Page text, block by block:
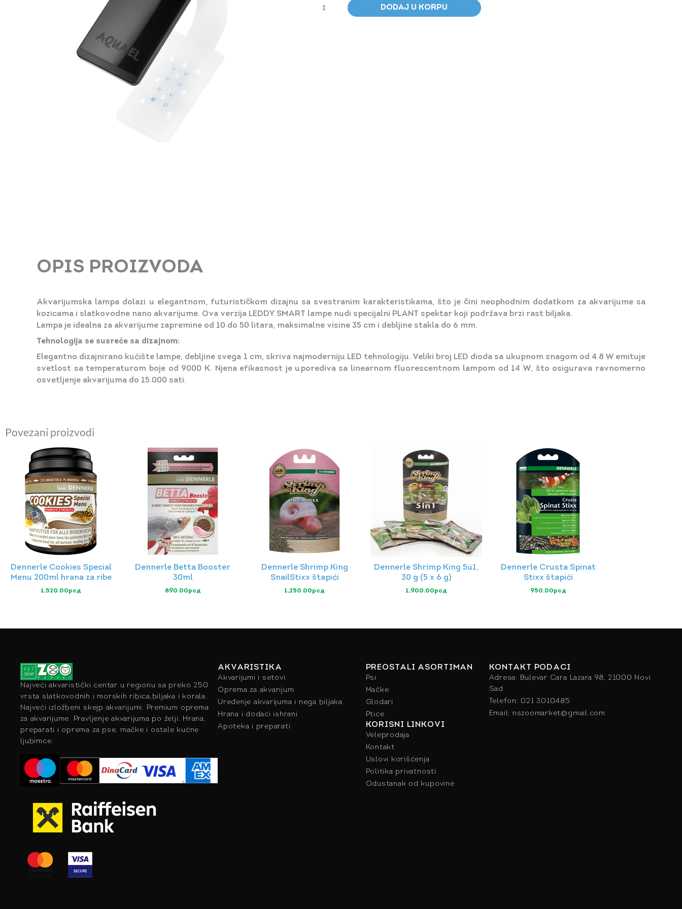
DODAJ U KORPU
OPIS PROIZVODA
Akvarijumska lampa dolazi u elegantnom, futurističkom dizajnu sa svestranim karakteristikama, što je čini neophodnim dodatkom za akvarijume sa
kozicama i slatkovodne nano akvarijume. Ova verzija LEDDY SMART lampe nudi specijalni PLANT spektar koji podržava brzi rast biljaka.
Lampa je idealna za akvarijume zapremine od 10 do 50 litara, maksimalne visine 35 cm i debljine stakla do 6 mm.
Tehnologija se susreće sa dizajnom:
Elegantno dizajnirano kućište lampe, debljine svega 1 cm, skriva najmoderniju LED tehnologiju. Veliki broj LED dioda sa ukupnom snagom od 4.8 W emituje
svetlost sa temperaturom boje od 9000 K. Njena efikasnost je uporediva sa linearnom fluorescentnom lampom od 14 W, što osigurava ravnomerno
osvetljenje akvarijuma do 15.000 sati.
Povezani proizvodi
Dennerle Cookies Special
Menu 200ml hrana za ribe
1,520.00рсд
Dennerle Betta Booster
30ml
890.00рсд
Dennerle Shrimp King
SnailStixx štapići
1,250.00рсд
Dennerle Shrimp King 5u1,
30 g (5 x 6 g)
1,900.00рсд
Dennerle Crusta Spinat
Stixx štapići
950.00рсд
Najveći akvaristički centar u regionu sa preko 250
vrsta slatkovodnih i morskih ribica,biljaka i korala.
Najveći izložbeni skejp akvarijumi. Premium oprema
za akvarijume. Pravljenje akvarijuma po želji. Hrana,
preparati i oprema za pse, mačke i ostale kućne
ljubimce.
AKVARISTIKA
Akvarijumi i setovi
Oprema za akvarijum
Uređenje akvarijuma i nega biljaka
Hrana i dodaci ishrani
Apoteka i preparati
PREOSTALI ASORTIMAN
Psi
Mačke
Glodari
Ptice
KORISNI LINKOVI
Veleprodaja
Kontakt
Uslovi korišćenja
Politika privatnosti
Odustanak od kupovine
KONTAKT PODACI
Adresa: Bulevar Cara Lazara 98, 21000 Novi
Sad
Telefon: 021 3010485
Email: nszoomarket@gmail.com